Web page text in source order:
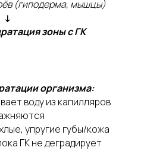
(гиподерма, мышцы)
↓
зоны с ГК
организма:
воду из капилляров
упругие губы/кожа
ГК не деградирует